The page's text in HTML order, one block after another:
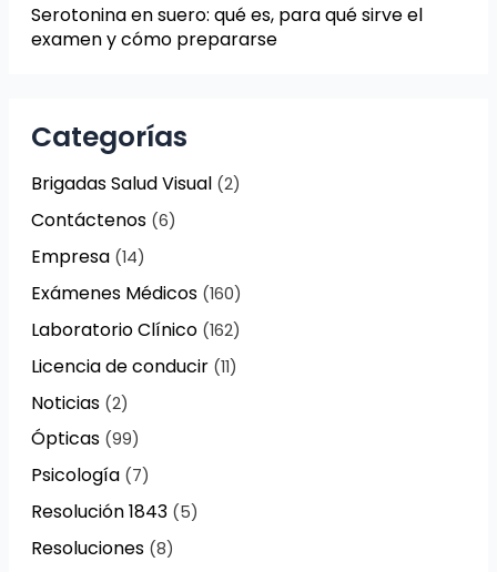
Serotonina en suero: qué es, para qué sirve el
examen y cómo prepararse
Categorías
Brigadas Salud Visual(2)
Contáctenos(6)
Empresa(14)
Exámenes Médicos(160)
Laboratorio Clínico(162)
Licencia de conducir(11)
Noticias(2)
Ópticas(99)
Psicología(7)
Resolución 1843(5)
Resoluciones(8)